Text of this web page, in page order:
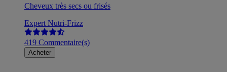
Cheveux très secs ou frisés
Expert Nutri-Frizz
419 Commentaire(s)
Acheter